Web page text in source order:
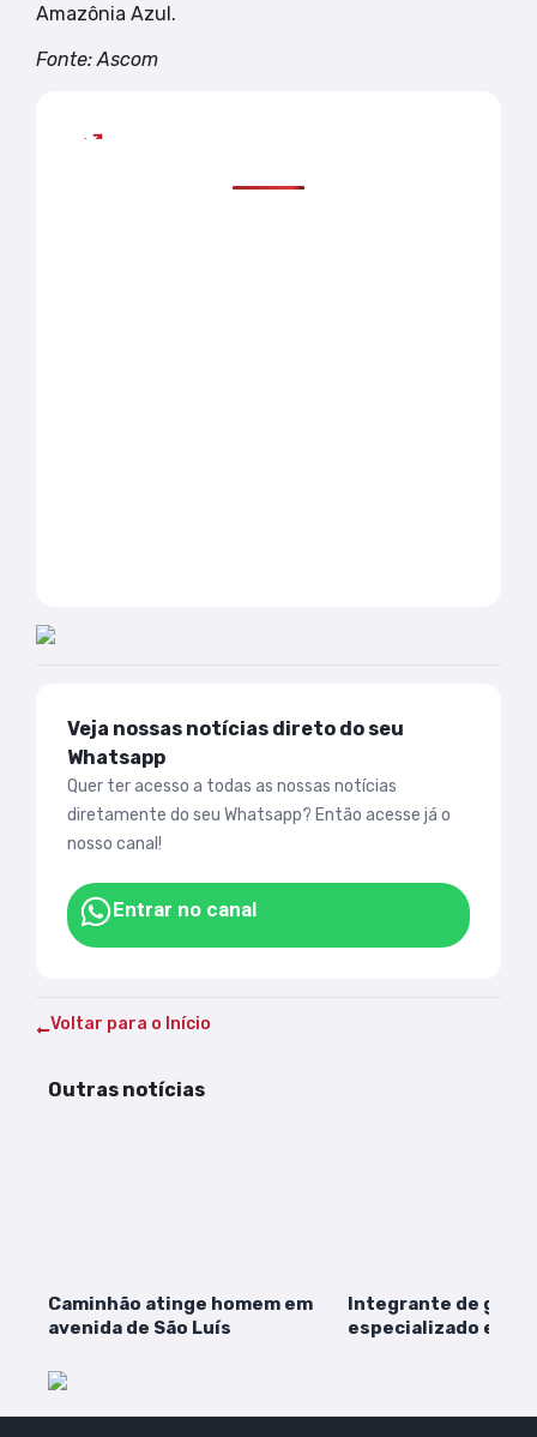
Amazônia Azul.
Fonte: Ascom
Veja nossas notícias direto do seu
Whatsapp
Quer ter acesso a todas as nossas notícias
diretamente do seu Whatsapp? Então acesse já o
nosso canal!
Entrar no canal
Voltar para o Início
Outras notícias
Caminhão atinge homem em
avenida de São Luís
Integrante de
especializado em